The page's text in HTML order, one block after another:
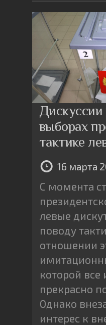
Дискуссии
выборах
тактике
16 марта
С момента
левые
поводу
отношении
которой все
прекрасно
Однако
интерес к